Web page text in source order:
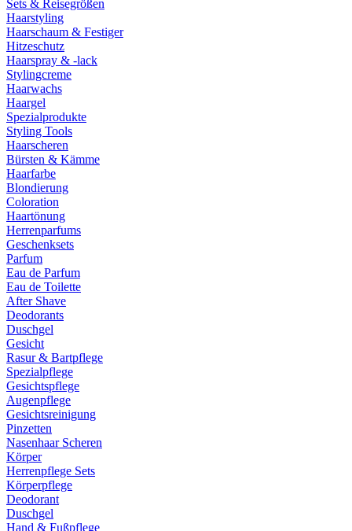
Sets & Reisegrößen
Haarstyling
Haarschaum & Festiger
Hitzeschutz
Haarspray & -lack
Stylingcreme
Haarwachs
Haargel
Spezialprodukte
Styling Tools
Haarscheren
Bürsten & Kämme
Haarfarbe
Blondierung
Coloration
Haartönung
Herrenparfums
Geschenksets
Parfum
Eau de Parfum
Eau de Toilette
After Shave
Deodorants
Duschgel
Gesicht
Rasur & Bartpflege
Spezialpflege
Gesichtspflege
Augenpflege
Gesichtsreinigung
Pinzetten
Nasenhaar Scheren
Körper
Herrenpflege Sets
Körperpflege
Deodorant
Duschgel
Hand & Fußpflege